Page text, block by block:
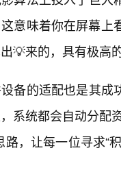
意味着你在屏幕
💡来的，具有极高
备的适配也是其成
系统都会自动分配
路，让每一位寻求“